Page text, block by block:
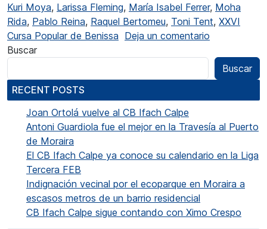
Kuri Moya, Larissa Fleming, María Isabel Ferrer, Moha
Rida, Pablo Reina, Raquel Bertomeu, Toni Tent, XXVI
Cursa Popular de Benissa Deja un comentario
Buscar
Buscar
RECENT POSTS
Joan Ortolá vuelve al CB Ifach Calpe
Antoni Guardiola fue el mejor en la Travesía al Puerto
de Moraira
El CB Ifach Calpe ya conoce su calendario en la Liga
Tercera FEB
Indignación vecinal por el ecoparque en Moraira a
escasos metros de un barrio residencial
CB Ifach Calpe sigue contando con Ximo Crespo